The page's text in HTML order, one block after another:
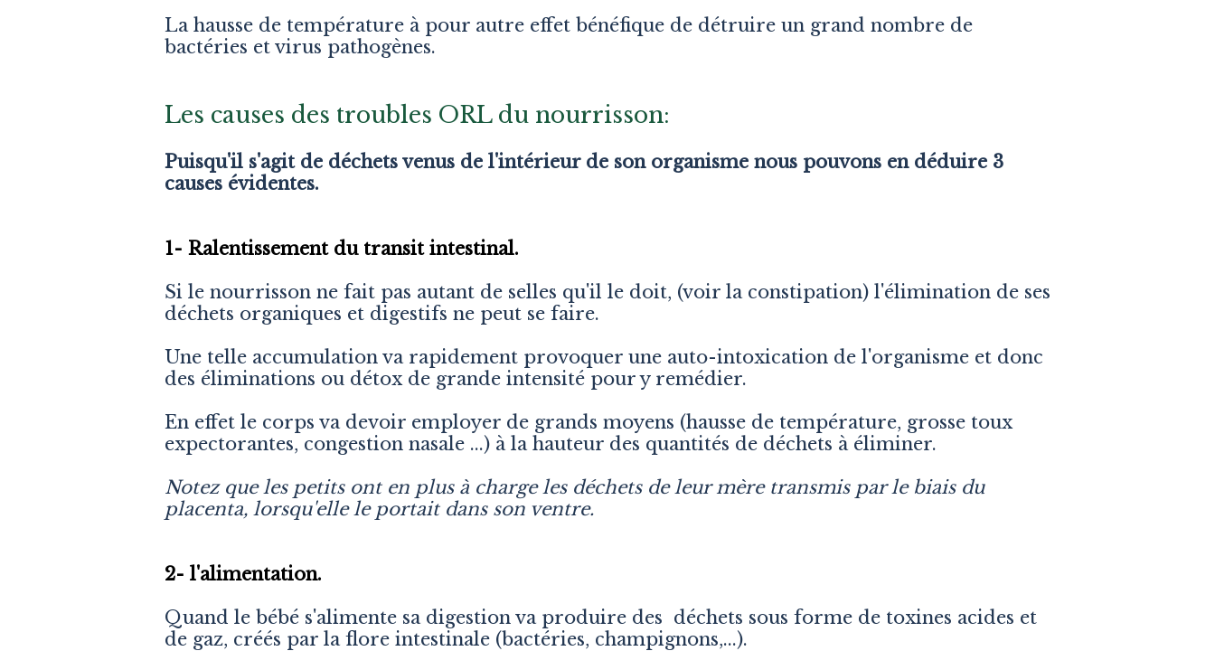
La hausse de température à pour autre effet bénéfique de détruire un grand nombre de
bactéries et virus pathogènes.
Les causes des troubles ORL du nourrisson:
Puisqu'il s'agit de déchets venus de l'intérieur de son organisme nous pouvons en déduire 3
causes évidentes.
1- Ralentissement du transit intestinal.
Si le nourrisson ne fait pas autant de selles qu'il le doit, (voir la constipation) l'élimination de ses
déchets organiques et digestifs ne peut se faire.
Une telle accumulation va rapidement provoquer une auto-intoxication de l'organisme et donc
des éliminations ou détox de grande intensité pour y remédier.
En effet le corps va devoir employer de grands moyens (hausse de température, grosse toux
expectorantes, congestion nasale ...) à la hauteur des quantités de déchets à éliminer.
Notez que les petits ont en plus à charge les déchets de leur mère transmis par le biais du
placenta, lorsqu'elle le portait dans son ventre.
2- l'alimentation.
Quand le bébé s'alimente sa digestion va produire des déchets sous forme de toxines acides et
de gaz, créés par la flore intestinale (bactéries, champignons,...).